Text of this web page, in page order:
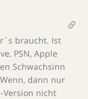
braucht. Ist
PSN, Apple
Schwachsinn
dann nur
Version nicht